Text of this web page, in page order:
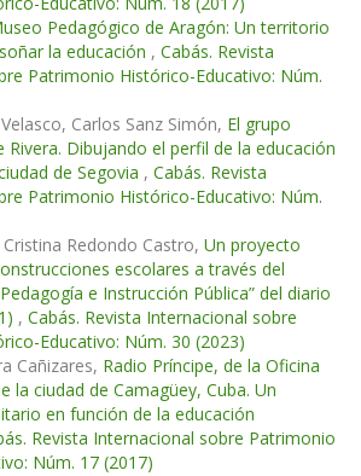
Pedagógico de Aragón: Un territorio
la educación , Cabás. Revista
Patrimonio Histórico-Educativo: Núm.
Carlos Sanz Simón, El grupo
Rivera. Dibujando el perfil de la educación
de Segovia , Cabás. Revista
Patrimonio Histórico-Educativo: Núm.
Cristina Redondo Castro, Un proyecto
escolares a través del
e Instrucción Pública” del diario
, Cabás. Revista Internacional sobre
Educativo: Núm. 30 (2023)
Cañizares, Radio Príncipe, de la Oficina
la ciudad de Camagüey, Cuba. Un
en función de la educación
Revista Internacional sobre Patrimonio
Núm. 17 (2017)